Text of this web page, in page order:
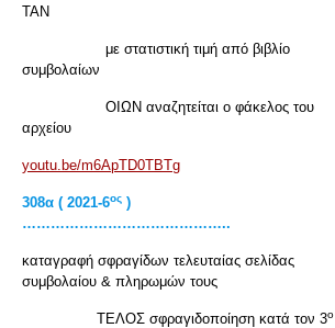
ΤΑΝ
με στατιστική τιμή από βιβλίο
συμβολαίων
ΟΙΩΝ αναζητείται ο φάκελος του
αρχείου
youtu.be/m6ApTD0TBTg
308α ( 2021-6ος )
……………………………………..
καταγραφή σφραγίδων τελευταίας σελίδας
συμβολαίου & πληρωμών τους
ΤΕΛΟΣ σφραγιδοποίηση κατά τον 3ο